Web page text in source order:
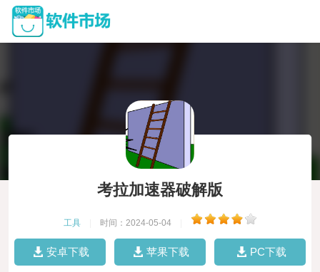
考拉加速器破解版
工具 时间：2024-05-04
安卓下载 苹果下载 PC下载